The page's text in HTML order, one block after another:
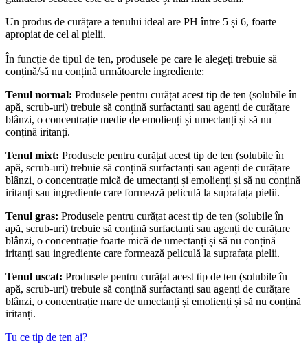
Un produs de curățare a tenului ideal are PH între 5 și 6, foarte
apropiat de cel al pielii.
În funcție de tipul de ten, produsele pe care le alegeți trebuie să
conțină/să nu conțină următoarele ingrediente:
Tenul normal: Produsele pentru curățat acest tip de ten (solubile în
apă, scrub-uri) trebuie să conțină surfactanți sau agenți de curățare
blânzi, o concentrație medie de emolienți și umectanți și să nu
conțină iritanți.
Tenul mixt: Produsele pentru curățat acest tip de ten (solubile în
apă, scrub-uri) trebuie să conțină surfactanți sau agenți de curățare
blânzi, o concentrație mică de umectanți și emolienți și să nu conțină
iritanți sau ingrediente care formează peliculă la suprafața pielii.
Tenul gras: Produsele pentru curățat acest tip de ten (solubile în
apă, scrub-uri) trebuie să conțină surfactanți sau agenți de curățare
blânzi, o concentrație foarte mică de umectanți și să nu conțină
iritanți sau ingrediente care formează peliculă la suprafața pielii.
Tenul uscat: Produsele pentru curățat acest tip de ten (solubile în
apă, scrub-uri) trebuie să conțină surfactanți sau agenți de curățare
blânzi, o concentrație mare de umectanți și emolienți și să nu conțină
iritanți.
Tu ce tip de ten ai?